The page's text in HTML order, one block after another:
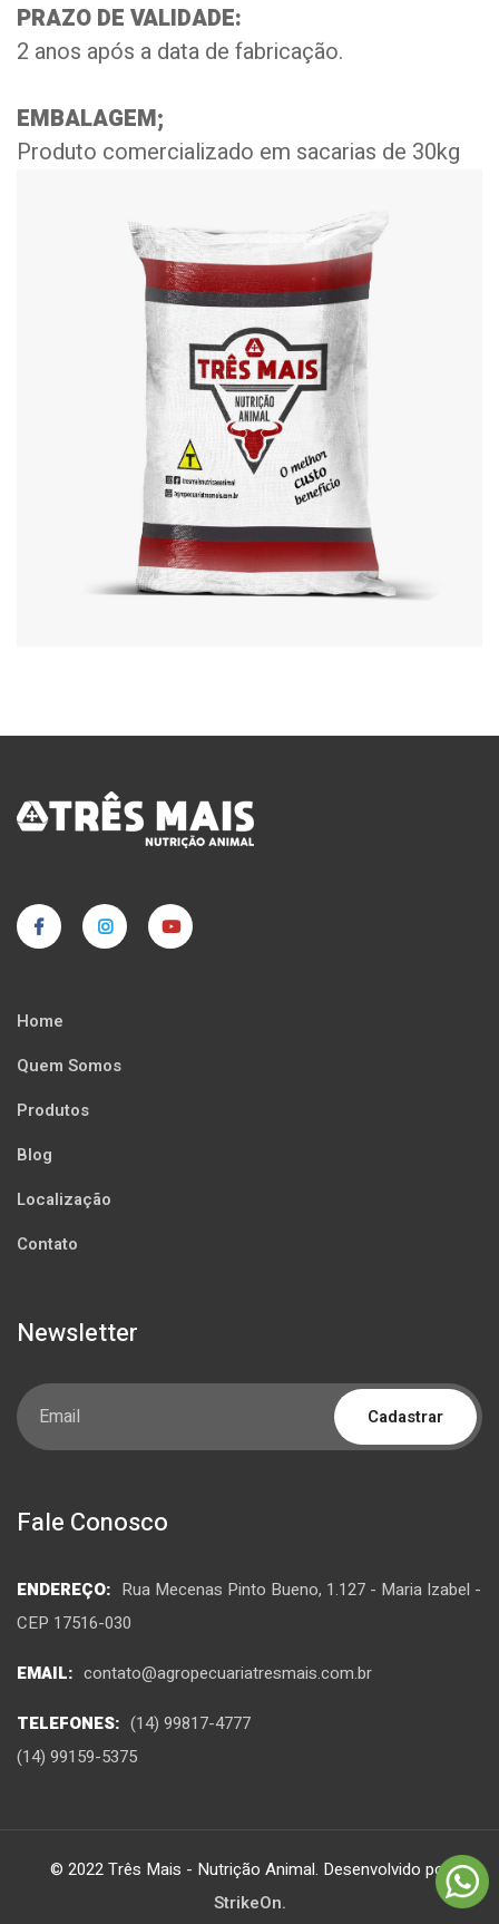
PRAZO DE VALIDADE:
2 anos após a data de fabricação.
EMBALAGEM;
Produto comercializado em sacarias de 30kg
Home
Quem Somos
Produtos
Blog
Localização
Contato
Newsletter
Cadastrar
Fale Conosco
ENDEREÇO: Rua Mecenas Pinto Bueno, 1.127 - Maria Izabel -
CEP 17516-030
EMAIL: contato@agropecuariatresmais.com.br
TELEFONES: (14) 99817-4777
(14) 99159-5375
© 2022 Três Mais - Nutrição Animal. Desenvolvido por
StrikeOn.